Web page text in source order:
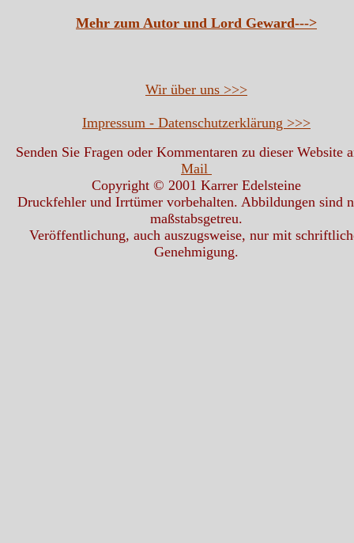
Mehr zum Autor und Lord Geward--->
Wir über uns >>>
Impressum - Datenschutzerklärung >>>
Senden Sie Fragen oder Kommentaren zu dieser Website
Mail
Copyright © 2001 Karrer Edelsteine
Druckfehler und Irrtümer vorbehalten. Abbildungen sind
maßstabsgetreu.
Veröffentlichung, auch auszugsweise, nur mit
Genehmigung.